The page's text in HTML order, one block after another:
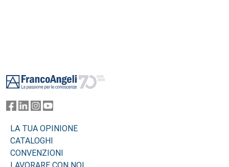
LA TUA OPINIONE
CATALOGHI
CONVENZIONI